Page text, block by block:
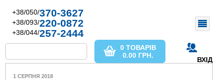
+38/050/370-3627
+38/093/220-0872
+38/044/257-2444
ВХІД
0 ТОВАРІВ
0.00 ГРН.
1 СЕРПНЯ 2018